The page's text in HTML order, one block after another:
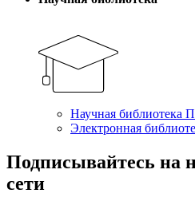
Научная
Электронная
Подписывайтесь на
сети